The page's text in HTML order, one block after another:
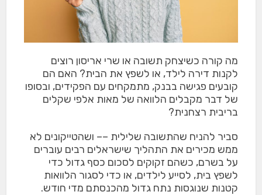
מה קורה כשיצחק תשובה או שרי אריסון רוצים
לקנות דירה לילד, או לשפץ את הבית? האם הם
קובעים פגישה בבנק, מתמקחים עם הפקידים, ובסופו
של דבר מקבלים הלוואה של מאות אלפי שקלים
בריבית רצחנית?
סביר להניח שהתשובה שלילית –– ושהטייקונים לא
ממש מכירים את התהליך שישראלים רבים עוברים
על בשרם, כשהם זקוקים לסכום כסף גדול כדי
לשפץ בית, לסייע לילדים, או כדי לסגור הלוואות
קטנות שנוגסות נתח גדול מהכנסתם מדי חודש.